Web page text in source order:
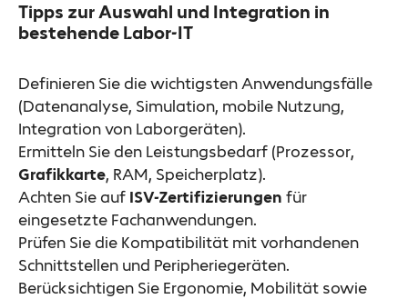
Tipps zur Auswahl und Integration in
bestehende Labor-IT
Definieren Sie die wichtigsten Anwendungsfälle
(Datenanalyse, Simulation, mobile Nutzung,
Integration von Laborgeräten).
Ermitteln Sie den Leistungsbedarf (Prozessor,
Grafikkarte, RAM, Speicherplatz).
Achten Sie auf ISV-Zertifizierungen für
eingesetzte Fachanwendungen.
Prüfen Sie die Kompatibilität mit vorhandenen
Schnittstellen und Peripheriegeräten.
Berücksichtigen Sie Ergonomie, Mobilität sowie